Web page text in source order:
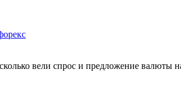
вели спрос и предложение валюты